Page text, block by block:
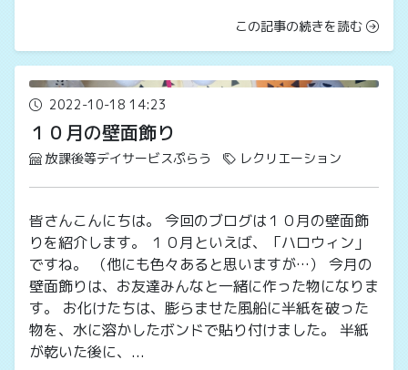
この記事の続きを読む
2022-10-18 14:23
１０月の壁面飾り
放課後等デイサービスぷらう レクリエーション
皆さんこんにちは。 今回のブログは１０月の壁面飾
りを紹介します。 １０月といえば、「ハロウィン」
ですね。 （他にも色々あると思いますが…） 今月の
壁面飾りは、お友達みんなと一緒に作った物になりま
す。 お化けたちは、膨らませた風船に半紙を破った
物を、水に溶かしたボンドで貼り付けました。 半紙
が乾いた後に、...